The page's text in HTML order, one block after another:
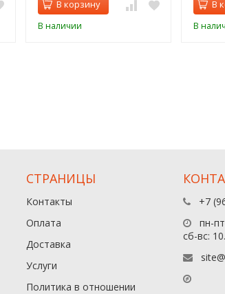
В корзину
В наличии
В
В
СТРАНИЦЫ
Контакты
Оплата
Доставка
Услуги
Политика в отношении
+7
пн-
сб-вс: